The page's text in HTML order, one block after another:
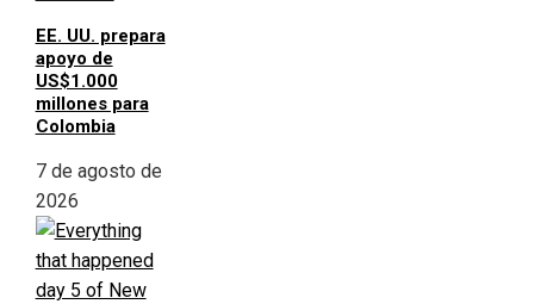
EE. UU. prepara
apoyo de
US$1.000
millones para
Colombia
7 de agosto de
2026